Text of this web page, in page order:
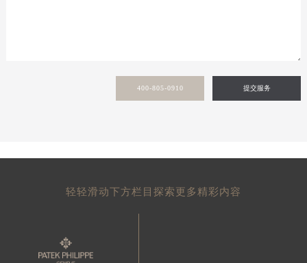
400-805-0910 提交服务
轻轻滑动下方栏目探索更多精彩内容